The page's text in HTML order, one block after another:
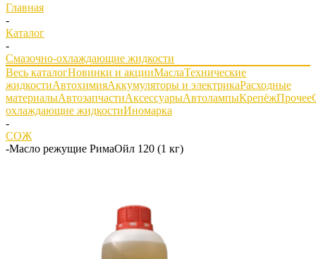
Главная
-
Каталог
-
Смазочно-охлаждающие жидкости
Весь каталогНовинки и акцииМаслаТехнические
жидкостиАвтохимияАккумуляторы и электрикаРасходные
материалыАвтозапчастиАксессуарыАвтолампыКрепёжПрочее
охлаждающие жидкостиИномарка
-
СОЖ
-Масло режущие РимаОйл 120 (1 кг)